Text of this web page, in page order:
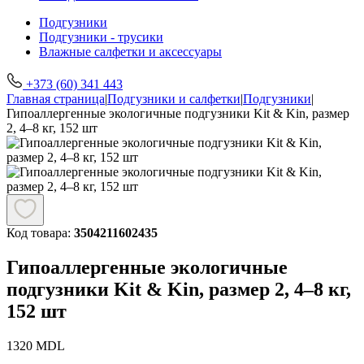
Подгузники
Подгузники - трусики
Влажные салфетки и аксессуары
+373 (60) 341 443
Главная страница|Подгузники и салфетки|Подгузники|
Гипоаллергенные экологичные подгузники Kit & Kin, размер
2, 4–8 кг, 152 шт
Код товара: 3504211602435
Гипоаллергенные экологичные
подгузники Kit & Kin, размер 2, 4–8 кг,
152 шт
1320 MDL